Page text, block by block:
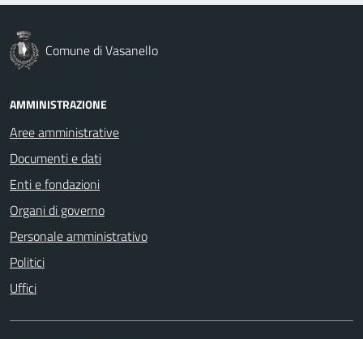
Comune di Vasanello
AMMINISTRAZIONE
Aree amministrative
Documenti e dati
Enti e fondazioni
Organi di governo
Personale amministrativo
Politici
Uffici